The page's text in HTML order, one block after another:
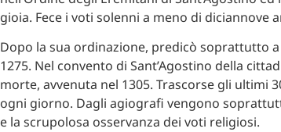
gioia. Fece i voti solenni a meno di diciannove
Dopo la sua ordinazione, predicò soprattutto
1275. Nel convento di Sant’Agostino della
morte, avvenuta nel 1305. Trascorse gli ultimi
ogni giorno. Dagli agiografi vengono
e la scrupolosa osservanza dei voti religiosi.